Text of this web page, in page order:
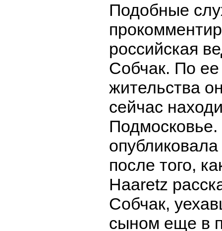
Подобные
российская
Собчак. По
жительства
сейчас
после того,
Haaretz
Собчак,
сыном еще в